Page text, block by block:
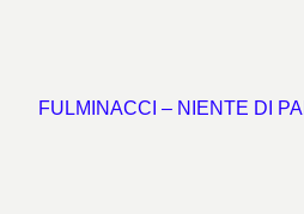
FULMINACCI – NIENTE DI